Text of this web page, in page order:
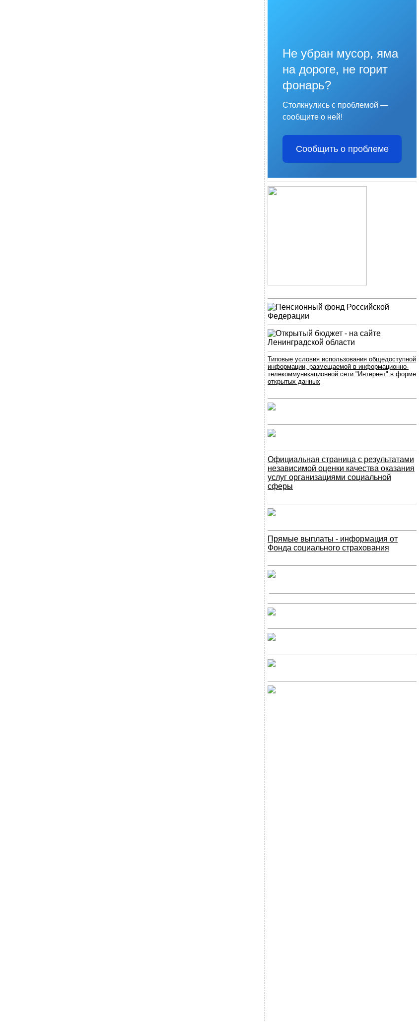
Не убран мусор, яма
на дороге, не горит
фонарь?
Столкнулись с проблемой —
сообщите о ней!
Сообщить о проблеме
Типовые условия использования общедоступной
информации, размещаемой в информационно-
телекоммуникационной сети "Интернет" в форме
открытых данных
Официальная страница с результатами
независимой оценки качества оказания
услуг организациями социальной
сферы
Прямые выплаты - информация от
Фонда социального страхования